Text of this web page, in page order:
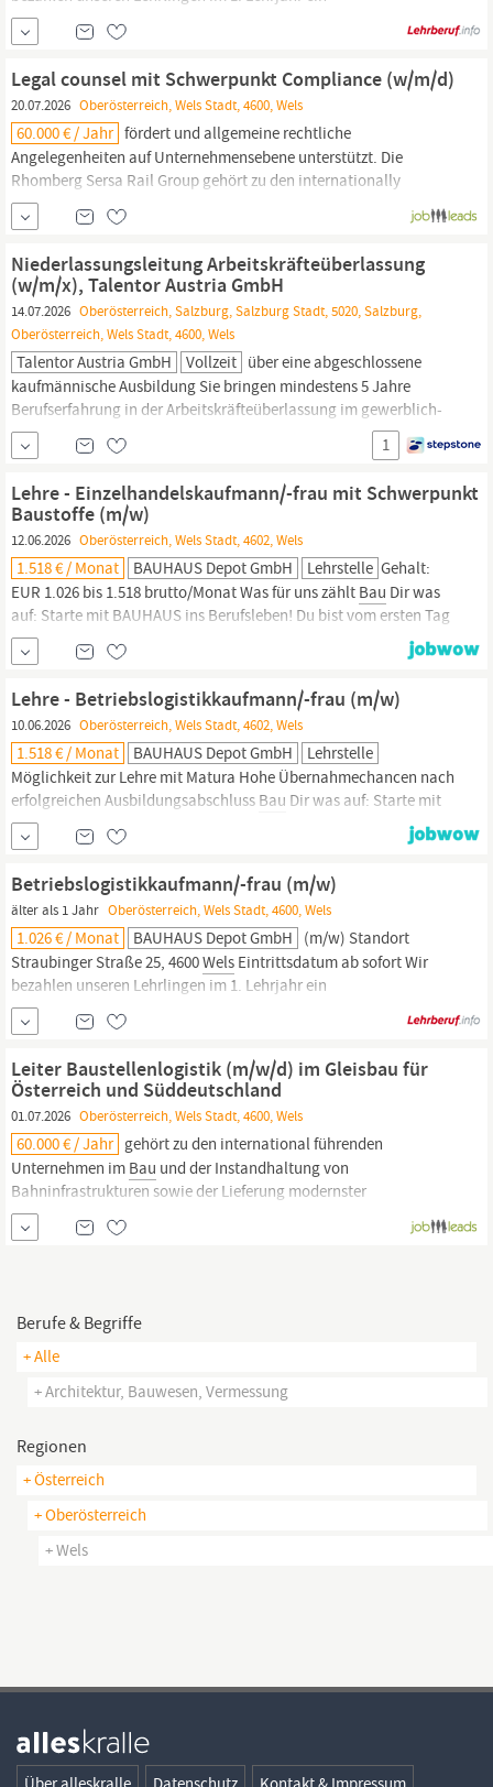
kollektivvertragliches Lehrlingsgehalt von € 1.026,-/brutto
danach, € 1.200,-/brutto im 2. Lehrjahr, und 1.518,-/brutto im 3.
Urlaubswoche ab einem Jahr...
Legal counsel mit Schwerpunkt Compliance (w/m/d)
20.07.2026 Oberösterreich, Wels Stadt, 4600, Wels
60.000 € / Jahr fördert und allgemeine rechtliche
Angelegenheiten auf Unternehmensebene unterstützt. Die
Rhomberg Sersa Rail Group gehört zu den internationally
führenden Unternehmen im
Bahninfrastrukturen sowie der Lieferung modernster
Standorten in neun
Niederlassungsleitung Arbeitskräfteüberlassung
(w/m/x), Talentor Austria GmbH
14.07.2026 Oberösterreich, Salzburg, Salzburg Stadt, 5020, Salzburg,
Oberösterreich, Wels Stadt, 4600, Wels
Talentor Austria GmbH Vollzeit über eine abgeschlossene
kaufmännische Ausbildung Sie bringen mindestens 5 Jahre
Berufserfahrung in der Arbeitskräfteüberlassung im gewerblich-
technischen Umfeld in Österreich mit und verfügen über
Branchenkenntnisse in einem oder mehreren der Bereiche:Bau,
Baunebengewerbe, Metallbau, Industrie, Logistik oder technische
Funktionen Sie sind in
1
Lehre - Einzelhandelskaufmann/-frau mit Schwerpunkt
Baustoffe (m/w)
12.06.2026 Oberösterreich, Wels Stadt, 4602, Wels
1.518 € / Monat BAUHAUS Depot GmbH Lehrstelle Gehalt:
EUR 1.026 bis 1.518 brutto/Monat Was für uns zählt Bau Dir was
auf: Starte mit BAUHAUS ins Berufsleben! Du bist vom ersten Tag
an deiner Lehre ein vollwertiges Teammitglied und erhältst
während deiner 3-jährigen Lehrzeit Einblick in die verschiedenen
Fachabteilungen wie zB Sanitär, Elektro, Fliesen oder Werkzeuge
und Maschinen.
Lehre - Betriebslogistikkaufmann/-frau (m/w)
10.06.2026 Oberösterreich, Wels Stadt, 4602, Wels
1.518 € / Monat BAUHAUS Depot GmbH
Lehrstelle
Möglichkeit zur Lehre mit Matura Hohe Übernahmechancen nach
erfolgreichen Ausbildungsabschluss Bau Dir was auf: Starte mit
BAUHAUS ins Berufsleben! Als Betriebslogistikkaufmann/-frau
dreht sich bei Dir alles um die Warenlogistik des BAUHAUS
Fachcentrums. Du bist daran beteiligt den Warenfluss im
Fachcentrum zu gewährleisten und führst Bestands- und
Betriebslogistikkaufmann/-frau (m/w)
älter als 1 Jahr Oberösterreich, Wels Stadt, 4600, Wels
1.026 € / Monat BAUHAUS Depot GmbH (m/w) Standort
Straubinger Straße 25, 4600Wels Eintrittsdatum ab sofort Wir
bezahlen unseren Lehrlingen im 1. Lehrjahr ein
kollektivvertragliches Lehrlingsgehalt von € 1.026,-/brutto
danach, € 1.200,-/brutto im 2. Lehrjahr, und 1.518,-/brutto im 3.
Lehrjahr. BAUHAUS bietet dir zusätzlich Eine freiwillige 6.
Urlaubswoche ab einem Jahr...
Leiter Baustellenlogistik (m/w/d) im Gleisbau für
Österreich und Süddeutschland
01.07.2026 Oberösterreich, Wels Stadt, 4600, Wels
60.000 € / Jahr gehört zu den international führenden
Unternehmen im Bau und der Instandhaltung von
Bahninfrastrukturen sowie der Lieferung modernster
Bahntechnik. Mit rund 3000 engagierten Mitarbeitenden und
Standorten in neun Ländern gestalten wir als kompetenter
Berufe & Begriffe
+ Alle
+ Architektur, Bauwesen, Vermessung
Regionen
+ Österreich
+ Oberösterreich
+ Wels